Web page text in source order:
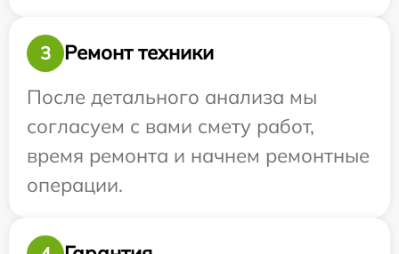
3
Ремонт техники
После детального анализа мы
согласуем с вами смету работ,
время ремонта и начнем ремонтные
операции.